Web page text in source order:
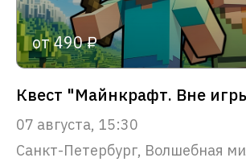
от 490 ₽
Квест "Майнкрафт. Вне
07 августа, 15:30
Санкт-Петербург, Волшебная